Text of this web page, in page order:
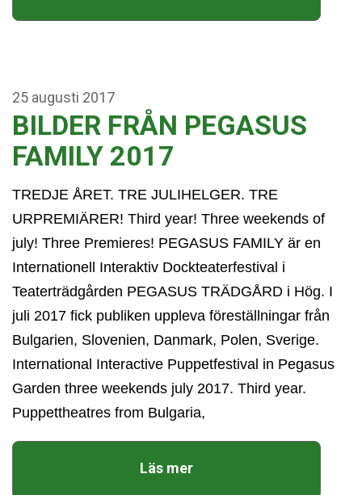
25 augusti 2017
BILDER FRÅN PEGASUS
FAMILY 2017
TREDJE ÅRET. TRE JULIHELGER. TRE
URPREMIÄRER! Third year! Three weekends of
july! Three Premieres! PEGASUS FAMILY är en
Internationell Interaktiv Dockteaterfestival i
Teaterträdgården PEGASUS TRÄDGÅRD i Hög. I
juli 2017 fick publiken uppleva föreställningar från
Bulgarien, Slovenien, Danmark, Polen, Sverige.
International Interactive Puppetfestival in Pegasus
Garden three weekends july 2017. Third year.
Puppettheatres from Bulgaria,
Läs mer